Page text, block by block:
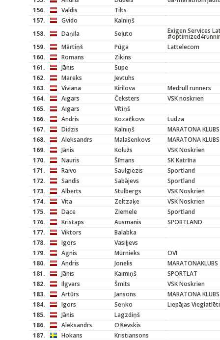
156.
Valdis
Tilts
157.
Gvido
Kalniņš
158.
Daņila Seļuto Exigen Services
159.
Mārtiņš Pūga
Lattelecom
160.
Romans
Zikins
161.
Jānis
Supe
162.
Mareks
Jevtuhs
163.
Viviana Kirilova
Medrull runners
164.
Aigars Čeksters
VSK noskrien
165.
Aigars
Vītiņš
166.
Andris Kozačkovs
Ludza
167.
Didzis Kalniņš
MARATONA KLUBS
168.
Aleksandrs Malašenkovs
MARATONA KLUBS
169.
Jānis Kolužs
VSK Noskrien
170.
Nauris Šīmans
SK Katrīna
171.
Raivo Saulgiezis
Sportland
172.
Sandis Sabājevs
Sportland
173.
Alberts Stulbergs
VSK Noskrien
174.
Vita Zeltzaķe
VSK Noskrien
175.
Dace Ziemele
Sportland
176.
Kristaps Ausmanis
SPORTLAND
177.
Viktors
Balabka
178.
Igors
Vasiļjevs
179.
Agnis Mūrnieks
OVI
180.
Andris Jonelis
MARATONAKLUBS
181.
Jānis Kaimiņš
SPORTLAT
182.
Ilgvars Šmits
VSK Noskrien
183.
Artūrs Jansons
MARATONA KLUBS
184.
Igors Seņko
Liepājas
185.
Jānis
Lagzdiņš
186.
Aleksandrs
Oļševskis
187.
Hokans
Kristiansons